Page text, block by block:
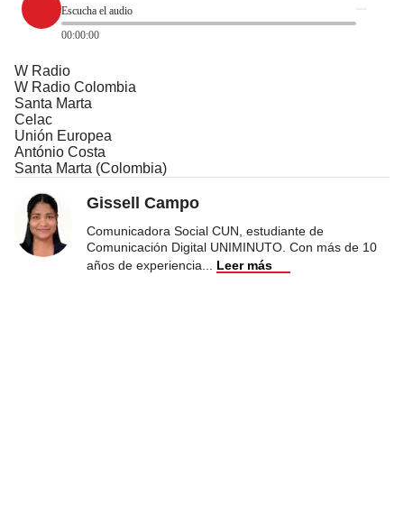
Escucha el audio
00:00:00
W Radio
W Radio Colombia
Santa Marta
Celac
Unión Europea
António Costa
Santa Marta (Colombia)
Gissell Campo
Comunicadora Social CUN, estudiante de
Comunicación Digital UNIMINUTO. Con más de 10
años de experiencia
Leer más